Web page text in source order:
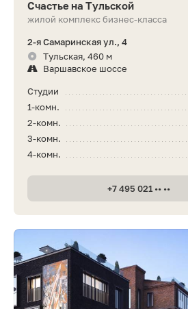
Счастье на Тульской
жилой комплекс бизнес-класса
2-я Самаринская ул., 4
Тульская, 460 м
Варшавское шоссе
Студии
1-комн.
2-комн.
3-комн.
4-комн.
+7 495 021 •• ••